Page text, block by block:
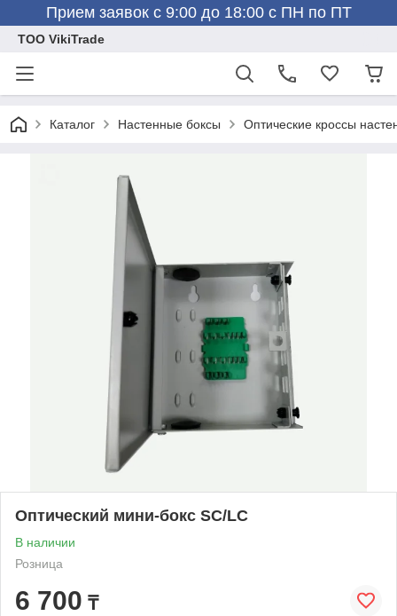
Прием заявок с 9:00 до 18:00 с ПН по ПТ
ТОО VikiTrade
Каталог Настенные боксы Оптические кроссы
Оптический мини-бокс SC/LC
В наличии
Розница
6 700 ₸